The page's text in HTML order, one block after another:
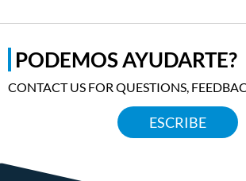
PODEMOS AYUDARTE?
CONTACT US FOR QUESTIONS,
ESCRIBE